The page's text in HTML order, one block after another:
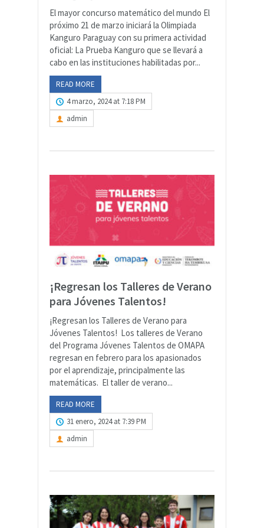
El mayor concurso matemático del mundo El
próximo 21 de marzo iniciará la Olimpiada
Kanguro Paraguay con su primera actividad
oficial: La Prueba Kanguro que se llevará a
cabo en las instituciones habilitadas por...
READ MORE
4 marzo, 2024 at 7:18 PM
admin
¡Regresan los Talleres de Verano
para Jóvenes Talentos!
¡Regresan los Talleres de Verano para
Jóvenes Talentos! Los talleres de Verano
del Programa Jóvenes Talentos de OMAPA
regresan en febrero para los apasionados
por el aprendizaje, principalmente las
matemáticas. El taller de verano...
READ MORE
31 enero, 2024 at 7:39 PM
admin